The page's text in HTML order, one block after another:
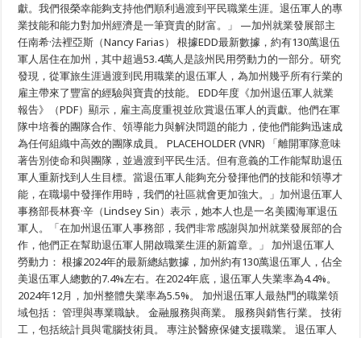
紹
為
加
州
退
伍
軍
人
提
供
的
就
業
服
務
獻。我們很榮幸能夠支持他們順利過渡到平民職業生涯。退伍軍人的專
業技能和能力對加州經濟是一筆寶貴的財富。」 —加州就業發展部主
任南希·法裡亞斯（Nancy Farias） 根據EDD最新數據，約有130萬退伍
軍人居住在加州，其中超過53.4萬人是該州民用勞動力的一部分。研究
發現，從軍旅生涯過渡到民用職業的退伍軍人，為加州幾乎所有行業的
雇主帶來了豐富的經驗與寶貴的技能。 EDD年度《加州退伍軍人就業
報告》（PDF）顯示，雇主高度重視並欣賞退伍軍人的貢獻。他們在軍
隊中培養的團隊合作、領導能力與解決問題的能力，使他們能夠迅速成
為任何組織中高效的團隊成員。 PLACEHOLDER (VNR) 「離開軍隊意味
著告別使命和與團隊，並過渡到平民生活。但有意義的工作能幫助退伍
軍人重新找到人生目標。當退伍軍人能夠充分發揮他們的技能和領導才
能，在職場中發揮作用時，我們的社區就會更加強大。」加州退伍軍人
事務部長林賽·辛（Lindsey Sin）表示，她本人也是一名美國海軍退伍
軍人。「在加州退伍軍人事務部，我們非常感謝與加州就業發展部的合
作，他們正在幫助退伍軍人開啟職業生涯的新篇章。」 加州退伍軍人
勞動力： 根據2024年的最新總結數據，加州約有130萬退伍軍人，佔全
美退伍軍人總數的7.4%左右。在2024年底，退伍軍人失業率為4.4%。
2024年12月，加州整體失業率為5.5%。 加州退伍軍人最熱門的職業領
域包括： 管理與專業職缺。 金融服務與商業。 服務與銷售行業。 技術
工，包括統計員與電腦技術員。 專注於醫療保健支援職業。 退伍軍人